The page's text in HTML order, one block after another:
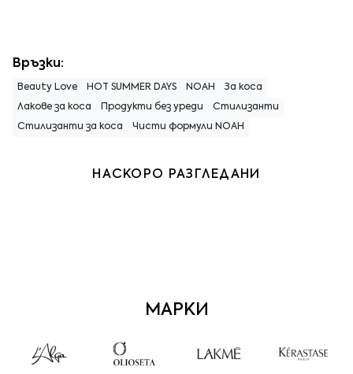
Връзки:
Beauty Love HOT SUMMER DAYS NOAH За коса
Лакове за коса Продукти без уреди Стилизанти
Стилизанти за коса Чисти формули NOAH
НАСКОРО РАЗГЛЕДАНИ
МАРКИ